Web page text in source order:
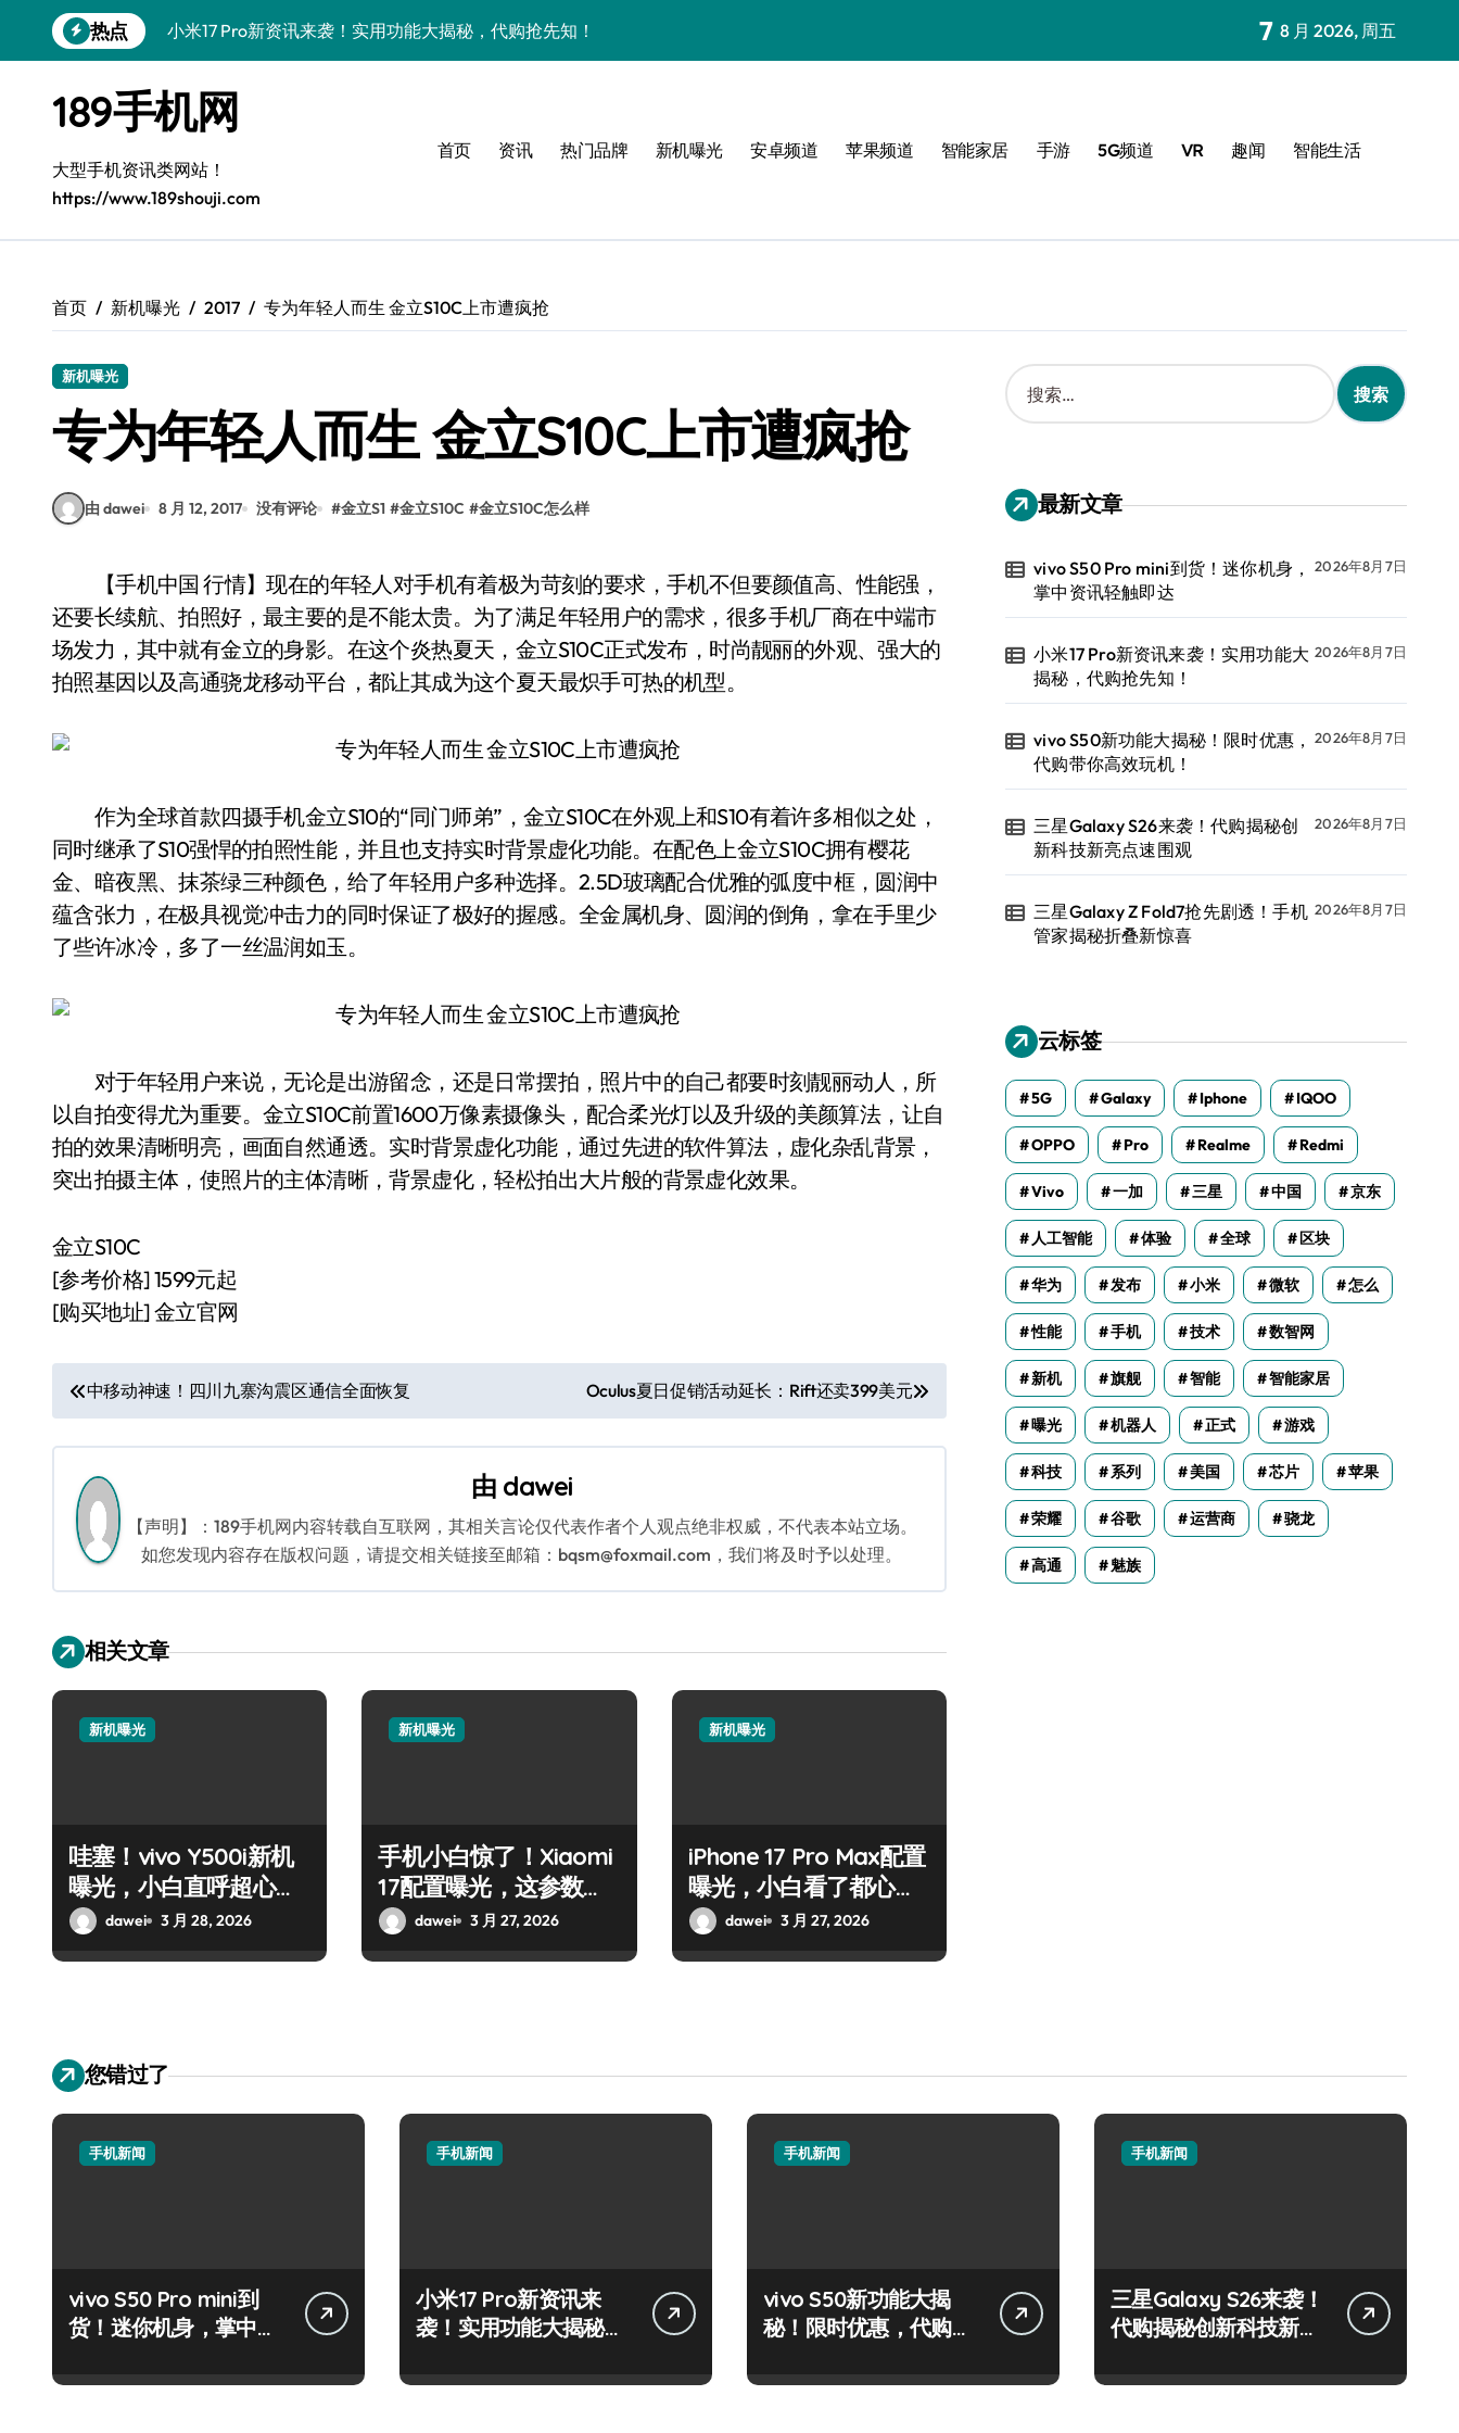
到
热点
小米17 Pro新资讯来袭！实用功能大揭秘，代购抢先知！
三星Galaxy S26来袭！代购揭秘创新科技新亮点速围观
三星Galaxy Z Fold7抢先剧透！手机管家揭秘折叠新惊喜
S25 Ultra颜值炸裂！定制主题潮翻天
S24+上新！解锁手机美化神器
A56 5G新机登场，三星风尚来了！
vivo S50 Pro mini到货！迷你机身，掌中资讯轻触即达
7 8 月 2026, 周五
189手机网
大型手机资讯类网站！
https://www.189shouji.com
首页 资讯 热门品牌 新机曝光 安卓频道 苹果频道 智能家居 手游 5G频道 VR 趣闻 智能生活
首页 新机曝光 2017 专为年轻人而生 金立S10C上市遭疯抢
新机曝光
专为年轻人而生 金立S10C上市遭疯抢
由 dawei 8 月 12, 2017 没有评论 #金立S1 #金立S10C #金立S10C怎么样
【手机中国 行情】现在的年轻人对手机有着极为苛刻的要求，手机不但要颜值高、性能强，
还要长续航、拍照好，最主要的是不能太贵。为了满足年轻用户的需求，很多手机厂商在中端市
场发力，其中就有金立的身影。在这个炎热夏天，金立S10C正式发布，时尚靓丽的外观、强大的
拍照基因以及高通骁龙移动平台，都让其成为这个夏天最炽手可热的机型。
作为全球首款四摄手机金立S10的“同门师弟”，金立S10C在外观上和S10有着许多相似之处，
同时继承了S10强悍的拍照性能，并且也支持实时背景虚化功能。在配色上金立S10C拥有樱花
金、暗夜黑、抹茶绿三种颜色，给了年轻用户多种选择。2.5D玻璃配合优雅的弧度中框，圆润中
蕴含张力，在极具视觉冲击力的同时保证了极好的握感。全金属机身、圆润的倒角，拿在手里少
了些许冰冷，多了一丝温润如玉。
对于年轻用户来说，无论是出游留念，还是日常摆拍，照片中的自己都要时刻靓丽动人，所
以自拍变得尤为重要。金立S10C前置1600万像素摄像头，配合柔光灯以及升级的美颜算法，让自
拍的效果清晰明亮，画面自然通透。实时背景虚化功能，通过先进的软件算法，虚化杂乱背景，
突出拍摄主体，使照片的主体清晰，背景虚化，轻松拍出大片般的背景虚化效果。
金立S10C
[参考价格] 1599元起
[购买地址] 金立官网
文
章
导
航
中移动神速！四川九寨沟震区通信全面恢复 Oculus夏日促销活动延长：Rift还卖399美元
由 dawei
【声明】：189手机网内容转载自互联网，其相关言论仅代表作者个人观点绝非权威，不代表本站立场。
如您发现内容存在版权问题，请提交相关链接至邮箱：bqsm@foxmail.com，我们将及时予以处理。
相关文章
新机曝光
哇塞！vivo Y500i新机
曝光，小白直呼超心
动！dawei 3 月 28, 2026
新机曝光
手机小白惊了！Xiaomi
17配置曝光，这参数绝
了！dawei 3 月 27, 2026
新机曝光
iPhone 17 Pro Max配置
曝光，小白看了都心
动！dawei 3 月 27, 2026
搜
索
：
最新文章
vivo S50 Pro mini到货！迷你机身，
掌中资讯轻触即达
2026年8月7日
小米17 Pro新资讯来袭！实用功能大
揭秘，代购抢先知！
2026年8月7日
vivo S50新功能大揭秘！限时优惠，
代购带你高效玩机！
2026年8月7日
三星Galaxy S26来袭！代购揭秘创
新科技新亮点速围观
2026年8月7日
三星Galaxy Z Fold7抢先剧透！手机
管家揭秘折叠新惊喜
2026年8月7日
云标签
5G Galaxy Iphone IQOO
OPPO Pro Realme Redmi
Vivo 一加 三星 中国 京东
人工智能 体验 全球 区块
华为 发布 小米 微软 怎么
性能 手机 技术 数智网
新机 旗舰 智能 智能家居
曝光 机器人 正式 游戏
科技 系列 美国 芯片 苹果
荣耀 谷歌 运营商 骁龙
高通 魅族
您错过了
手机新闻
vivo S50 Pro mini到
货！迷你机身，掌中资
手机新闻
小米17 Pro新资讯来
袭！实用功能大揭秘，
手机新闻
vivo S50新功能大揭
秘！限时优惠，代购带
手机新闻
三星Galaxy S26来袭！
代购揭秘创新科技新亮